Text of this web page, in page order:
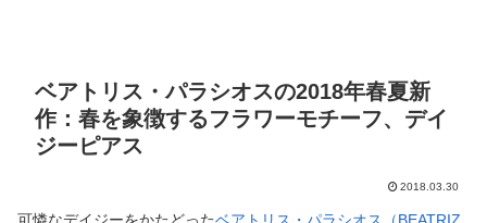
ベアトリス・パラシオスの2018年春夏新
作：春を象徴するフラワーモチーフ、デイ
ジーピアス
2018.03.30